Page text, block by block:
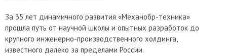
За 35 лет динамичного развития «Механобр-техника»
прошла путь от научной школы и опытных разработок до
крупного инженерно-производственного холдинга,
известного далеко за пределами России.